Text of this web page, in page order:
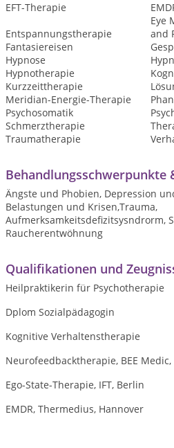
EFT-Therapie
Entspannungstherapie
Eye
and
Fantasiereisen
Hypnose
Hypnotherapie
Kurzzeittherapie
Meridian-Energie-Therapie
Psychosomatik
Schmerztherapie
Traumatherapie
Behandlungsschwerpunkte
Ängste und Phobien, Depression
Belastungen und Krisen,Trauma,
Aufmerksamkeitsdefizitsysndrorm,
Raucherentwöhnung
Qualifikationen und
Heilpraktikerin für Psychotherapie
Dplom Sozialpädagogin
Kognitive Verhaltenstherapie
Neurofeedbacktherapie, BEE
Ego-State-Therapie, IFT, Berlin
EMDR, Thermedius, Hannover